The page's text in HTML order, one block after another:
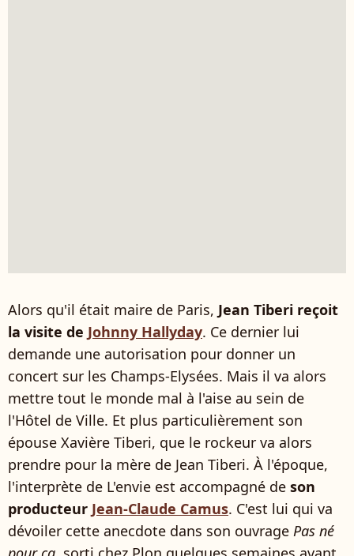
Alors qu'il était maire de Paris, Jean Tiberi reçoit
la visite de Johnny Hallyday. Ce dernier lui
demande une autorisation pour donner un
concert sur les Champs-Elysées. Mais il va alors
mettre tout le monde mal à l'aise au sein de
l'Hôtel de Ville. Et plus particulièrement son
épouse Xavière Tiberi, que le rockeur va alors
prendre pour la mère de Jean Tiberi. À l'époque,
l'interprète de L'envie est accompagné de son
producteur Jean-Claude Camus. C'est lui qui va
dévoiler cette anecdote dans son ouvrage Pas né